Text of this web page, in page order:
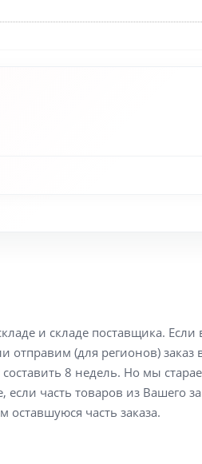
и складе поставщика.
(для регионов) заказ
8 недель. Но мы
часть товаров из Вашего
часть заказа.